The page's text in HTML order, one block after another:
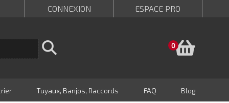
CONNEXION ESPACE PRO
0
Tuyaux, Banjos, Raccords FAQ Blog